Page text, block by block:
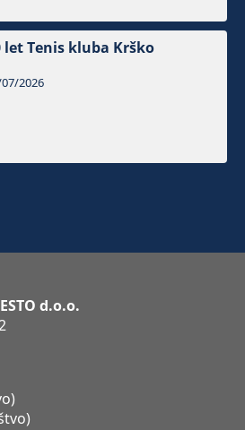
let Tenis kluba Krško
2026
d.o.o.